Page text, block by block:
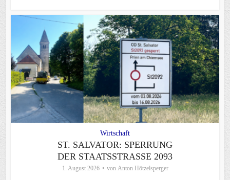
Wirtschaft
ST. SALVATOR: SPERRUNG
DER STAATSSTRASSE 2093
1. August 2026 von Anton Hötzelsperger